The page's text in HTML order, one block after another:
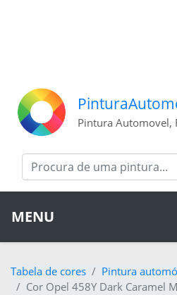
Pintura Automovel,
MENU
Tabela de cores Pintura
Cor Opel 458Y Dark Caramel